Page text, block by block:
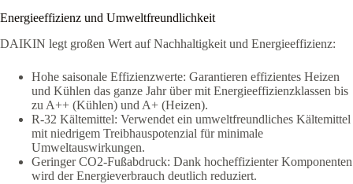
Energieeffizienz und Umweltfreundlichkeit
DAIKIN legt großen Wert auf Nachhaltigkeit und Energieeffizienz:
Hohe saisonale Effizienzwerte: Garantieren effizientes Heizen
und Kühlen das ganze Jahr über mit Energieeffizienzklassen bis
zu A++ (Kühlen) und A+ (Heizen).
R-32 Kältemittel: Verwendet ein umweltfreundliches Kältemittel
mit niedrigem Treibhauspotenzial für minimale
Umweltauswirkungen.
Geringer CO2-Fußabdruck: Dank hocheffizienter Komponenten
wird der Energieverbrauch deutlich reduziert.